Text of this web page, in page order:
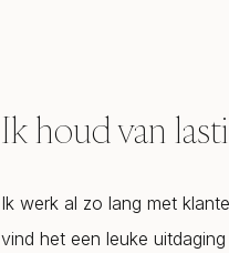
Ik houd van
Ik werk al zo lang met
vind het een leuke